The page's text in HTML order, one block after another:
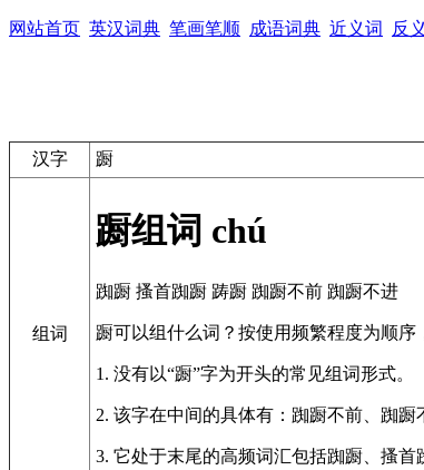
网站首页 英汉词典 笔画笔顺 成语词典 近义词 反
汉字 蹰
组词
蹰组词 chú
踟蹰 搔首踟蹰 踌蹰 踟蹰不前 踟蹰不进
蹰可以组什么词？按使用频繁程度为顺序
1. 没有以“蹰”字为开头的常见组词形式。
2. 该字在中间的具体有：踟蹰不前、踟蹰
3. 它处于末尾的高频词汇包括踟蹰、搔首